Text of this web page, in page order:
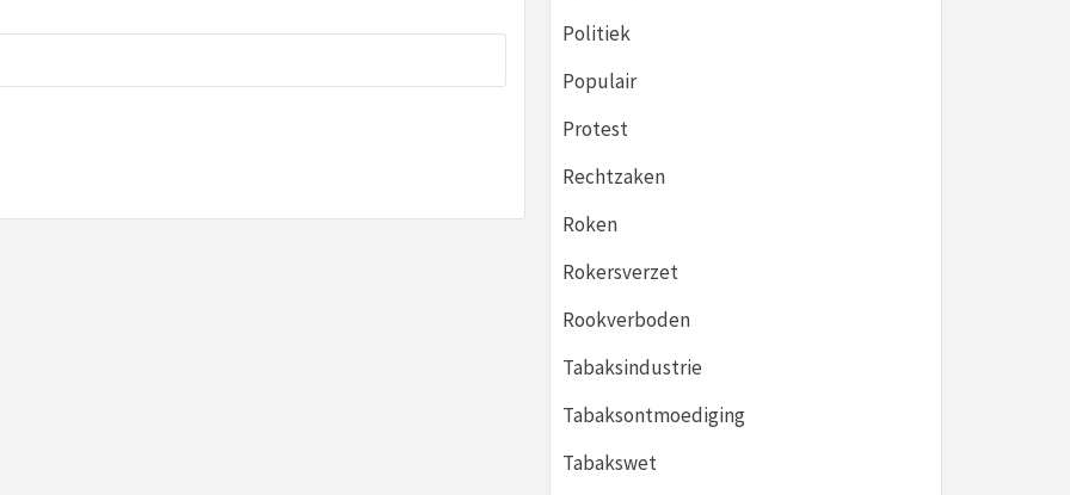
Politiek
Populair
Protest
Rechtzaken
Roken
Rokersverzet
Rookverboden
Tabaksindustrie
Tabaksontmoediging
Tabakswet